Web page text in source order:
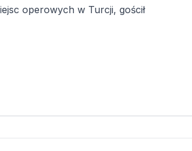
operowych w Turcji, gościł